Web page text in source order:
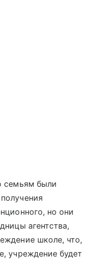
семьям были
но они
агентства,
школе, что,
учреждение будет